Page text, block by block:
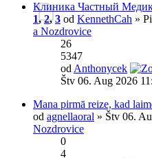
Клиника Частный
1,2,3 od KennethCah »
a Nozdrovice
26
5347
od Anthonycek
Štv 06. Aug 2026
Mana pirmā reize, kad
od agnellaoral » Štv 06.
Nozdrovice
0
4